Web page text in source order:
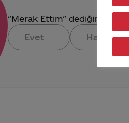
“Merak Ettim” dediğin
Evet
Hayır